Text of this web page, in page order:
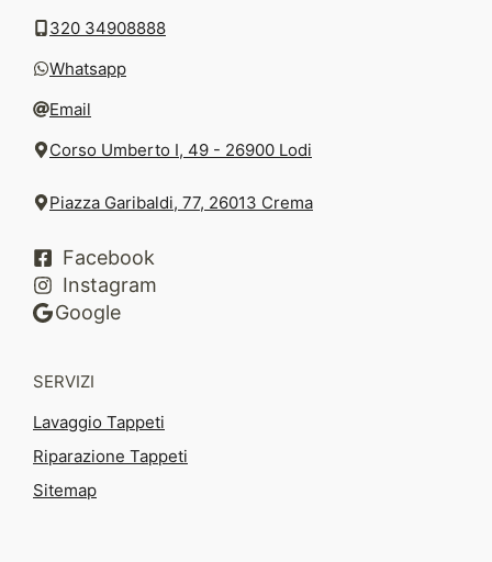
320 34908888
Whatsapp
Email
Corso Umberto I, 49 - 26900 Lodi
Piazza Garibaldi, 77, 26013 Crema
Facebook
Instagram
Google
SERVIZI
Lavaggio Tappeti
Riparazione Tappeti
Sitemap